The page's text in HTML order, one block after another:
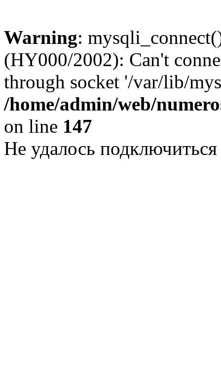
Warning:
(HY000/2002): Can't
through socket '/var/lib/
/home/admin/web/
on line 147
Не удалось